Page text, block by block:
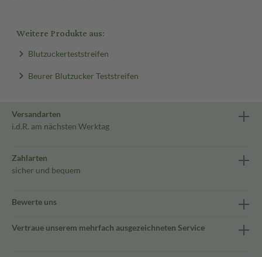
Weitere Produkte aus:
Blutzuckerteststreifen
Beurer Blutzucker Teststreifen
Versandarten
i.d.R. am nächsten Werktag
Zahlarten
sicher und bequem
Bewerte uns
Vertraue unserem mehrfach ausgezeichneten Service